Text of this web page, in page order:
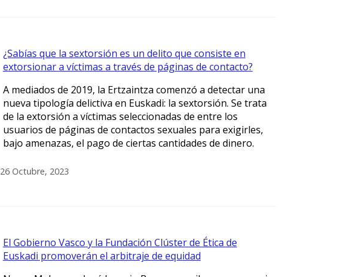
¿Sabías que la sextorsión es un delito que consiste en
extorsionar a víctimas a través de páginas de contacto?
A mediados de 2019, la Ertzaintza comenzó a detectar una
nueva tipología delictiva en Euskadi: la sextorsión. Se trata
de la extorsión a víctimas seleccionadas de entre los
usuarios de páginas de contactos sexuales para exigirles,
bajo amenazas, el pago de ciertas cantidades de dinero.
26 Octubre, 2023
El Gobierno Vasco y la Fundación Clúster de Ética de
Euskadi promoverán el arbitraje de equidad